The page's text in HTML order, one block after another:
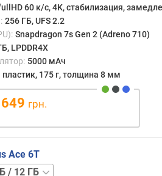
60 к/с, 4K, стабилизация,
256 ГБ, UFS 2.2
Snapdragon 7s Gen 2 (Adreno 710)
LPDDR4X
5000 мАч
пластик, 175 г, толщина 8 мм
грн.
Ace 6T